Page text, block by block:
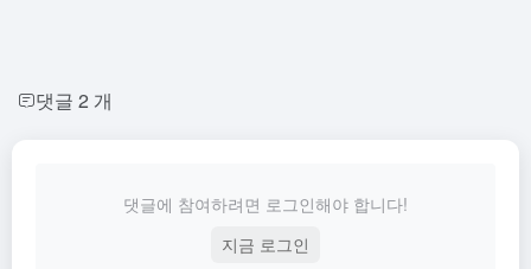
댓글 2 개
댓글에 참여하려면 로그인해야 합니다!
지금 로그인